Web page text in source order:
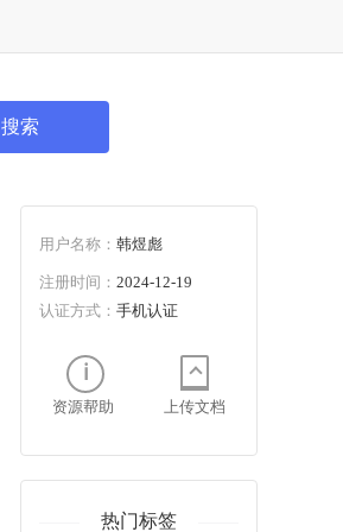
搜索
用户名称： 韩煜彪
注册时间： 2024-12-19
认证方式： 手机认证
资源帮助 上传文档
热门标签